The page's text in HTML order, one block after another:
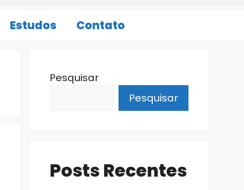
Estudos Contato
Pesquisar
Pesquisar
Posts Recentes